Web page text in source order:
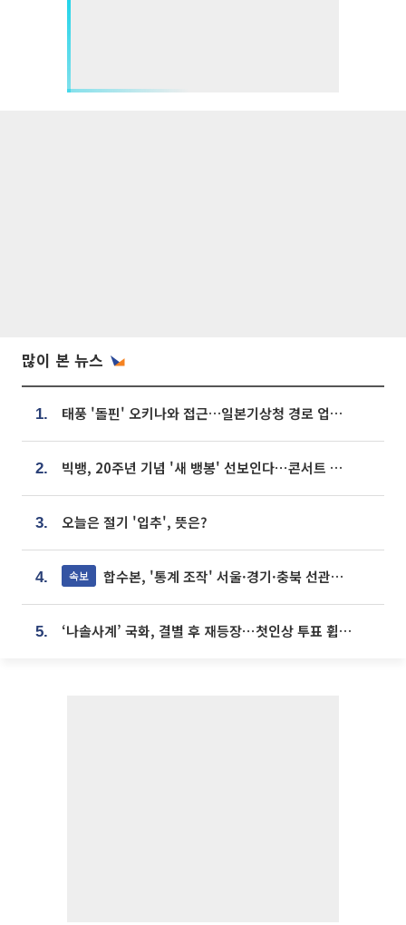
많이 본 뉴스
1. 태풍 '돌핀' 오키나와 접근…일본기상청 경로 업데이트
2. 빅뱅, 20주년 기념 '새 뱅봉' 선보인다⋯콘서트 앞두고 팝업 개최
3. 오늘은 절기 '입추', 뜻은?
4. 속보 합수본, '통계 조작' 서울·경기·충북 선관위 등 추가 압수수색
5. ‘나솔사계’ 국화, 결별 후 재등장⋯첫인상 투표 휩쓸고 ‘인기녀’ 등극